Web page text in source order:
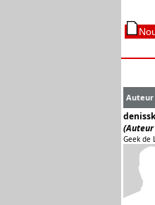
Auteur
Geek de